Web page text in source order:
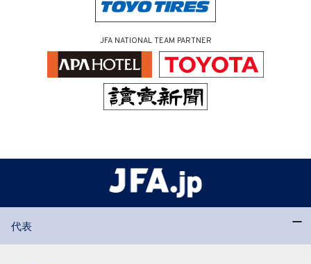
JFA NATIONAL TEAM PARTNER
代表